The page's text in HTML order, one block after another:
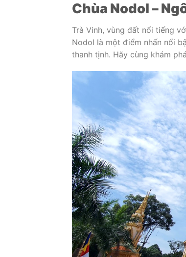
Chùa Nodol –
Trà Vinh, vùng đất nổi tiếng
Nodol là một điểm nhấn nổi
thanh tịnh. Hãy cùng khám